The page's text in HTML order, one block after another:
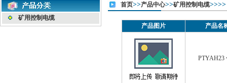
矿用控制电缆
首页>>产品中心>>矿用控制电缆>>>>
产品图片 产品名
PTYAH23